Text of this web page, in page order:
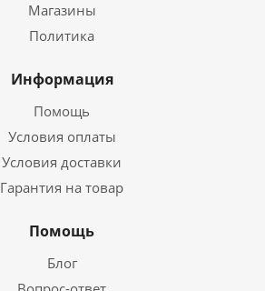
Магазины
Политика
Информация
Помощь
Условия оплаты
Условия доставки
Гарантия на товар
Помощь
Блог